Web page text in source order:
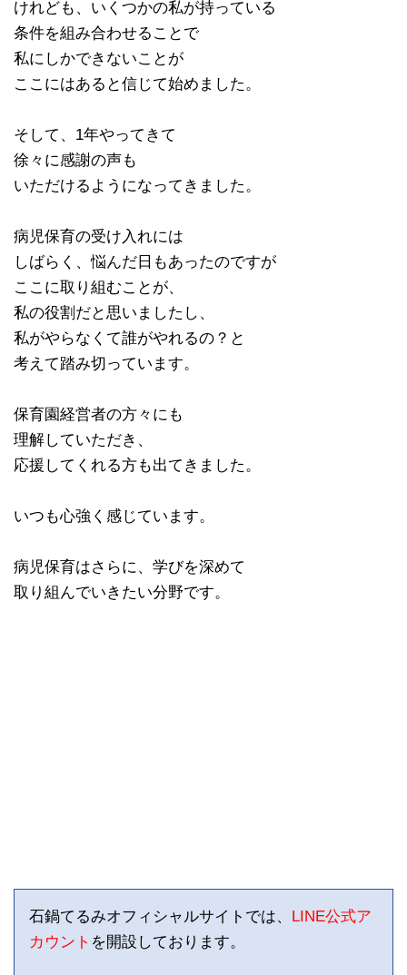
けれども、いくつかの私が持っている
条件を組み合わせることで
私にしかできないことが
ここにはあると信じて始めました。
そして、1年やってきて
徐々に感謝の声も
いただけるようになってきました。
病児保育の受け入れには
しばらく、悩んだ日もあったのですが
ここに取り組むことが、
私の役割だと思いましたし、
私がやらなくて誰がやれるの？と
考えて踏み切っています。
保育園経営者の方々にも
理解していただき、
応援してくれる方も出てきました。
いつも心強く感じています。
病児保育はさらに、学びを深めて
取り組んでいきたい分野です。
石鍋てるみオフィシャルサイトでは、 LINE公式ア
カウント を開設しております。